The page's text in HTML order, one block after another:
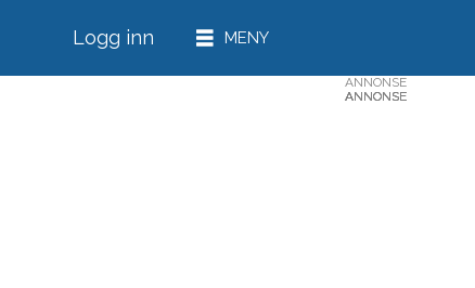
Logg inn
ANNONSE
ANNONSE
ANNONSE
ANNONSE
ANNONSE